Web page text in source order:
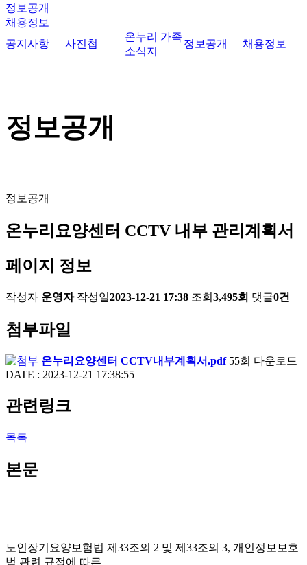
정보공개
채용정보
공지사항
사진첩
온누리 가족
소식지
정보공개 채용정보
정보공개
정보공개
온누리요양센터 CCTV 내부 관리계획서
페이지 정보
작성자 운영자 작성일2023-12-21 17:38 조회 3,495회 댓글0건
첨부파일
온누리요양센터 CCTV내부계획서.pdf 55회 다운로드
DATE : 2023-12-21 17:38:55
관련링크
목록
본문
노인장기요양보험법 제33조의 2 및 제33조의 3, 개인정보보호
법 관련 규정에 따른